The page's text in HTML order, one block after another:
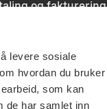
levere sosiale
hvordan du bruker
som kan
de har samlet inn
og fakturering
logo